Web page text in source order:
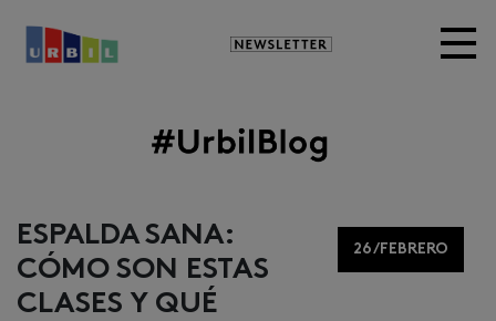
Newsletter
ESPALDA SANA:
CÓMO SON ESTAS
CLASES Y QUÉ
26/FEBRERO